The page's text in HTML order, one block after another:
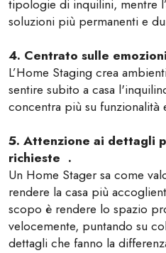
tipologie di inquilini, mentre
soluzioni più permanenti e
4. Centrato sulle
L’Home Staging crea
sentire subito a casa
concentra più su funzionalità
5. Attenzione ai dettagli
richieste .
Un Home Stager sa come
rendere la casa più
scopo è rendere lo spazio
velocemente, puntando su
dettagli che fanno la